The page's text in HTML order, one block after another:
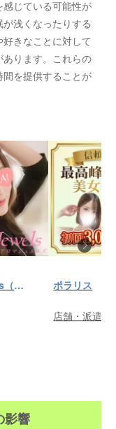
じている可能性が
浅くなったりする
きなことに対して
ります。これらの
を提供することが
Aroma Jewels（アロマ ジュエルズ）秋葉原ルーム ポラリス
店舗・派遣
影響